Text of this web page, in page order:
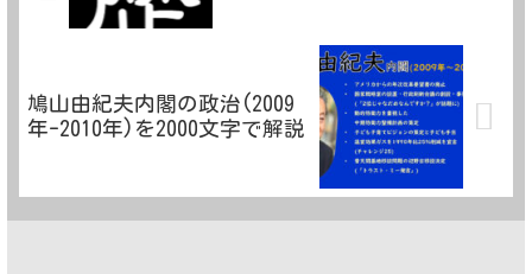
鳩山由紀夫内閣の政治(2009
年-2010年)を2000文字で解説